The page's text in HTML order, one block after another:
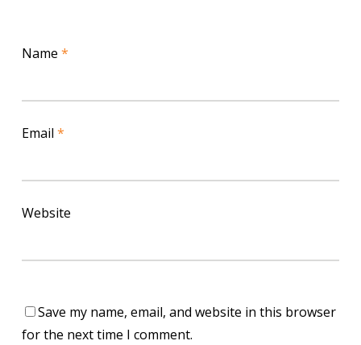
Name *
Email *
Website
Save my name, email, and website in this browser
for the next time I comment.